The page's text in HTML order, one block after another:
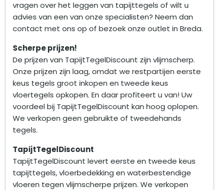
vragen over het leggen van tapijttegels of wilt u
advies van een van onze specialisten? Neem dan
contact met ons op of bezoek onze outlet in Breda.
Scherpe prijzen!
De prijzen van TapijtTegelDiscount zijn vlijmscherp.
Onze prijzen zijn laag, omdat we restpartijen eerste
keus tegels groot inkopen en tweede keus
vloertegels opkopen. En daar profiteert u van! Uw
voordeel bij TapijtTegelDiscount kan hoog oplopen.
We verkopen geen gebruikte of tweedehands
tegels.
TapijtTegelDiscount
TapijtTegelDiscount levert eerste en tweede keus
tapijttegels, vloerbedekking en waterbestendige
vloeren tegen vlijmscherpe prijzen. We verkopen